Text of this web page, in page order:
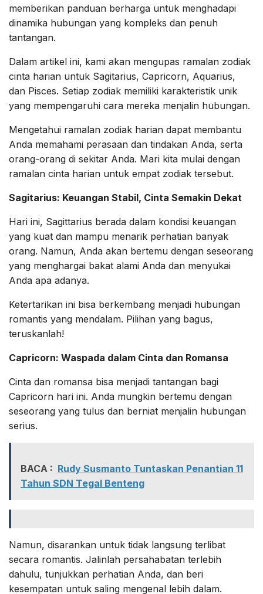
memberikan panduan berharga untuk menghadapi
dinamika hubungan yang kompleks dan penuh
tantangan.
Dalam artikel ini, kami akan mengupas ramalan zodiak
cinta harian untuk Sagitarius, Capricorn, Aquarius,
dan Pisces. Setiap zodiak memiliki karakteristik unik
yang mempengaruhi cara mereka menjalin hubungan.
Mengetahui ramalan zodiak harian dapat membantu
Anda memahami perasaan dan tindakan Anda, serta
orang-orang di sekitar Anda. Mari kita mulai dengan
ramalan cinta harian untuk empat zodiak tersebut.
Sagitarius: Keuangan Stabil, Cinta Semakin Dekat
Hari ini, Sagittarius berada dalam kondisi keuangan
yang kuat dan mampu menarik perhatian banyak
orang. Namun, Anda akan bertemu dengan seseorang
yang menghargai bakat alami Anda dan menyukai
Anda apa adanya.
Ketertarikan ini bisa berkembang menjadi hubungan
romantis yang mendalam. Pilihan yang bagus,
teruskanlah!
Capricorn: Waspada dalam Cinta dan Romansa
Cinta dan romansa bisa menjadi tantangan bagi
Capricorn hari ini. Anda mungkin bertemu dengan
seseorang yang tulus dan berniat menjalin hubungan
serius.
BACA : Rudy Susmanto Tuntaskan Penantian 11
Tahun SDN Tegal Benteng
Namun, disarankan untuk tidak langsung terlibat
secara romantis. Jalinlah persahabatan terlebih
dahulu, tunjukkan perhatian Anda, dan beri
kesempatan untuk saling mengenal lebih dalam.